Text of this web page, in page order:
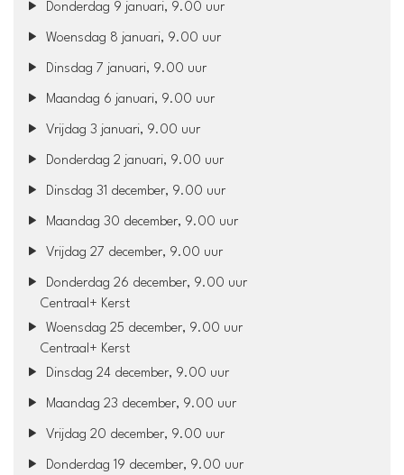
Donderdag 9 januari, 9.00 uur
Woensdag 8 januari, 9.00 uur
Dinsdag 7 januari, 9.00 uur
Maandag 6 januari, 9.00 uur
Vrijdag 3 januari, 9.00 uur
Donderdag 2 januari, 9.00 uur
Dinsdag 31 december, 9.00 uur
Maandag 30 december, 9.00 uur
Vrijdag 27 december, 9.00 uur
Donderdag 26 december, 9.00 uur
Centraal+ Kerst
Woensdag 25 december, 9.00 uur
Centraal+ Kerst
Dinsdag 24 december, 9.00 uur
Maandag 23 december, 9.00 uur
Vrijdag 20 december, 9.00 uur
Donderdag 19 december, 9.00 uur